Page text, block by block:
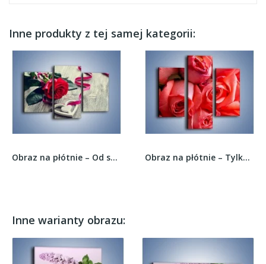
Inne produkty z tej samej kategorii:
Obraz na płótnie – Od serca aż po różę –... Obraz na płótnie – Tylko widoczne róże –...
Inne warianty obrazu: